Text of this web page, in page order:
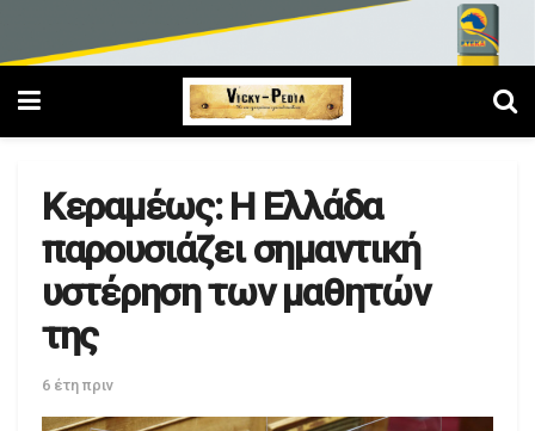
Κεραμέως: Η Ελλάδα
παρουσιάζει σημαντική
υστέρηση των μαθητών
της
6 έτη πριν